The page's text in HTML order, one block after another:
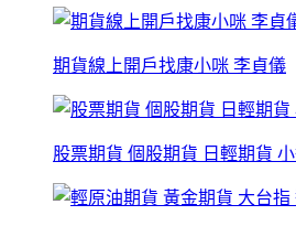
期貨線上開戶找康小咪 李貞儀
股票期貨 個股期貨 日輕期貨